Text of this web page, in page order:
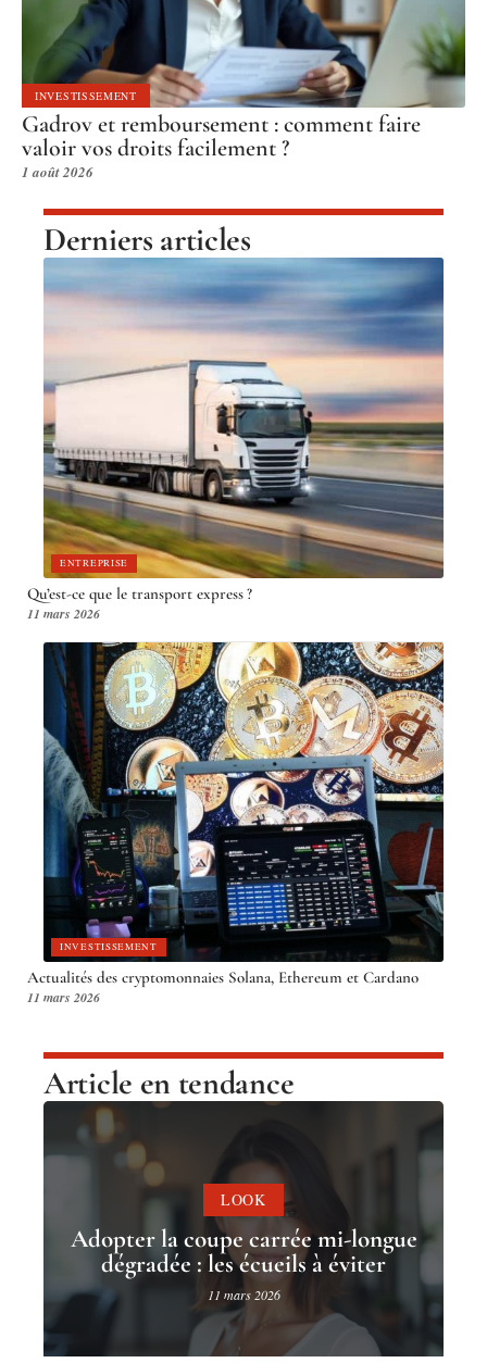
INVESTISSEMENT
Gadrov et remboursement : comment faire
valoir vos droits facilement ?
1 août 2026
Derniers articles
ENTREPRISE
Qu’est-ce que le transport express ?
11 mars 2026
INVESTISSEMENT
Actualités des cryptomonnaies Solana, Ethereum et Cardano
11 mars 2026
Article en tendance
LOOK
Adopter la coupe carrée mi-longue
dégradée : les écueils à éviter
11 mars 2026